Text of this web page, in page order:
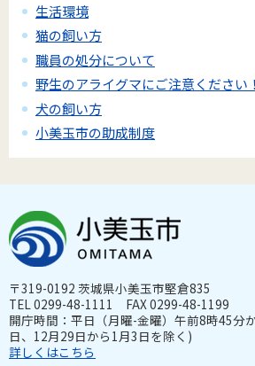
生活環境
猫の飼い方
職員の処分について
野生のアライグマにご注意ください！
犬の飼い方
小美玉市の助成制度
〒319-0192 茨城県小美玉市堅倉835
TEL 0299-48-1111 FAX 0299-48-1199
開庁時間：平日（月曜-金曜）午前8時45分
日、12月29日から1月3日を除く)
詳しくはこちら